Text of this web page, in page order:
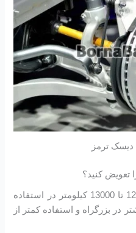
ترمز
کنید؟
لنت یا کفش‌های ترمز را هر 12000 تا 13000 کیلومتر در استفاده
بزرگراه و استفاده کمتر از